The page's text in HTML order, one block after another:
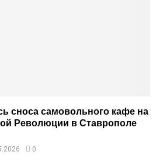
сноса самовольного кафе на
Революции в Ставрополе
0